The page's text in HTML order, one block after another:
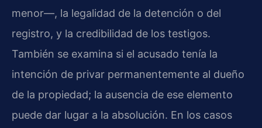
menor—, la legalidad de la detención o del
registro, y la credibilidad de los testigos.
También se examina si el acusado tenía la
intención de privar permanentemente al dueño
de la propiedad; la ausencia de ese elemento
puede dar lugar a la absolución. En los casos